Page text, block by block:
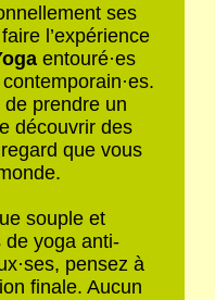
ses
l’expérience
entouré·es
contemporain·es.
prendre un
découvrir des
que vous
souple et
de yoga anti-
·ses, pensez à
finale. Aucun